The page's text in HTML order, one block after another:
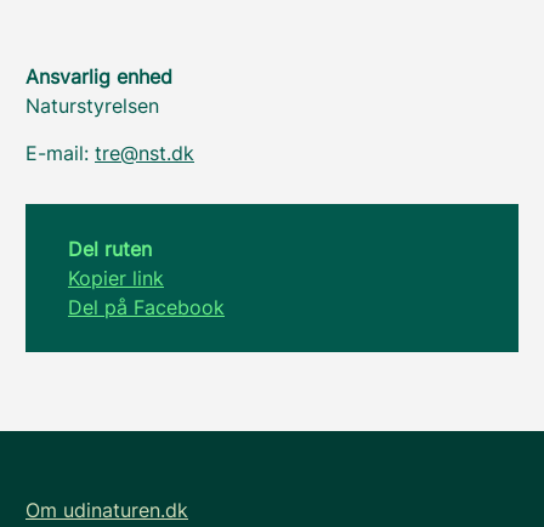
Ansvarlig enhed
Naturstyrelsen
E-mail: tre@nst.dk
Del ruten
Kopier link
Del på Facebook
Om udinaturen.dk